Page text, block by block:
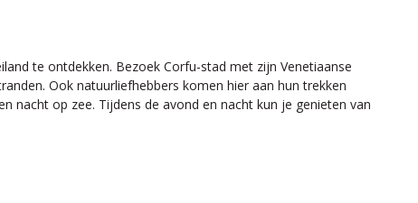
te ontdekken. Bezoek Corfu-stad met zijn Venetiaanse
Ook natuurliefhebbers komen hier aan hun trekken
nacht op zee. Tijdens de avond en nacht kun je genieten van